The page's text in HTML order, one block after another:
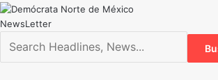
NewsLetter